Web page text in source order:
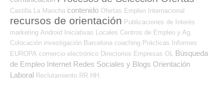
Castilla La Mancha contenido Ofertas Empleo Internacional
recursos de orientación Publicaciones de Interés
marketing Android Iniciativas Locales Centros de Empleo y Ag.
Colocación investigación Barcelona coaching Prácticas Informes
EUROPA comercio electrónico Directorios Empresas OL
Búsqueda
de Empleo Internet Redes Sociales y Blogs Orientación
Laboral Reclutamiento RR.HH.